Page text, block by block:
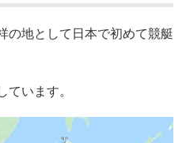
の地として日本で初めて競艇
ています。